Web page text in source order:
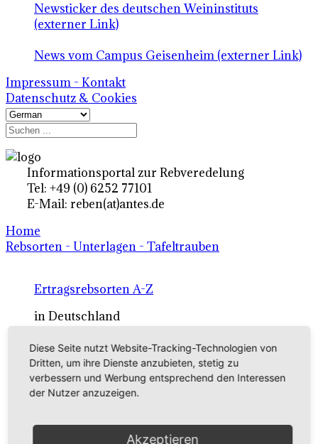
Newsticker des deutschen Weininstituts
(externer Link)
News vom Campus Geisenheim (externer Link)
Impressum - Kontakt
Datenschutz & Cookies
Informationsportal zur Rebveredelung
Tel: +49 (0) 6252 77101
E-Mail: reben(at)antes.de
Home
Rebsorten - Unterlagen - Tafeltrauben
Ertragsrebsorten A-Z
in Deutschland
Rebsorten international
externe Links
Tafeltraubensorten
Diese Seite nutzt Website-Tracking-Technologien von
Dritten, um ihre Dienste anzubieten, stetig zu
verbessern und Werbung entsprechend den Interessen
der Nutzer anzuzeigen.
Akzeptieren